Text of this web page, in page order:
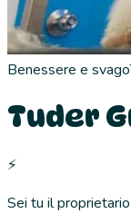
Benessere e svago
Tuder
⚡
Sei tu il